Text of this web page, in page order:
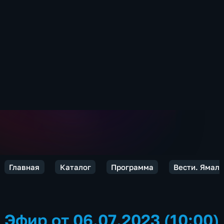
Главная Каталог Программа Вести. Ямал
Эфир от 06.07.2023 (10:00)